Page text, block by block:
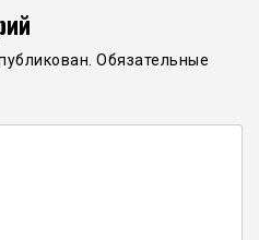
Обязательные